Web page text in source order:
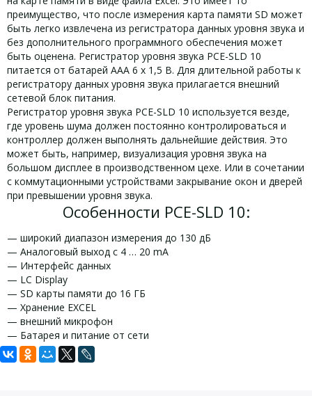
преимущество, что после измерения карта памяти SD может
быть легко извлечена из регистратора данных уровня звука и
без дополнительного программного обеспечения может
быть оценена. Регистратор уровня звука PCE-SLD 10
питается от батарей AAA 6 x 1,5 В. Для длительной работы к
регистратору данных уровня звука прилагается внешний
сетевой блок питания.
Регистратор уровня звука PCE-SLD 10 используется везде,
где уровень шума должен постоянно контролироваться и
контроллер должен выполнять дальнейшие действия. Это
может быть, например, визуализация уровня звука на
большом дисплее в производственном цехе. Или в сочетании
с коммутационными устройствами закрывание окон и дверей
при превышении уровня звука.
Особенности PCE-SLD 10:
— широкий диапазон измерения до 130 дБ
— Аналоговый выход с 4 … 20 mA
— Интерфейс данных
— LC Display
— SD карты памяти до 16 ГБ
— Хранение EXCEL
— внешний микрофон
— Батарея и питание от сети
Технические характеристики PCE-SLD
Комплект поставки PCE-SLD 10:
Задать вопрос